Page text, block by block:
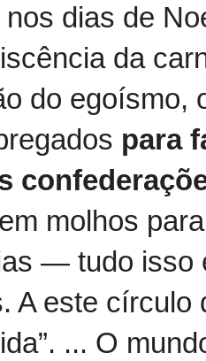
dias de
da
do egoísmo,
para
molhos
— tudo isso
A este círculo
... O